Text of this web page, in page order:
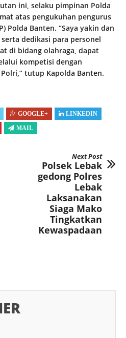
ini, selaku pimpinan Polda
atas pengukuhan pengurus
Polda Banten. “Saya yakin dan
dedikasi para personel
di bidang olahraga, dapat
kompetisi dengan
tutup Kapolda Banten.
GOOGLE+
LINKEDIN
MAIL
Next Post
Polsek Lebak
gedong Polres
Lebak
Laksanakan
Siaga Mako
Tingkatkan
Kewaspadaan